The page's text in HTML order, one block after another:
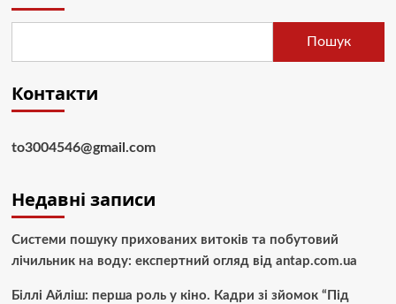
Пошук
Контакти
to3004546@gmail.com
Недавні записи
Системи пошуку прихованих витоків та побутовий
лічильник на воду: експертний огляд від antap.com.ua
Біллі Айліш: перша роль у кіно. Кадри зі зйомок “Під